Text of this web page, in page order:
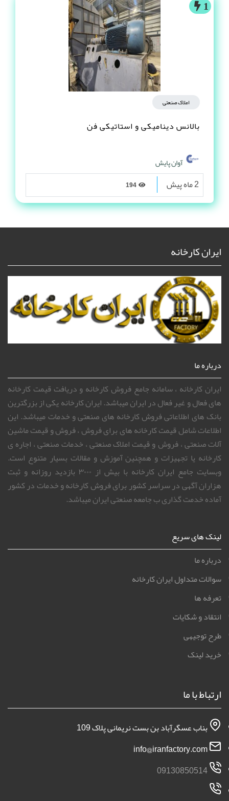
1
املاک صنعتی
بالانس دینامیکی و استاتیکی فن
آوان پایش
2 ماه پیش
ایران کارخانه
درباره ما
ایران کارخانه ، سامانه جامع فروش کارخانه و دریافت قیمت کارخانه
های فعال و غیر فعال در ایران میباشد. ایران کارخانه یکی از بزرگترین
بانک های اطلاعاتی فروش کارخانه های صنعتی و خدمات میباشد. این
اطلاعات شامل قیمت کارخانه های برای فروش ، فروش و قیمت ماشین
آلات صنعتی ، فروش و قیمت املاک صنعتی ، خدمات صنعتی ، اجاره ی
کارخانه یا تجهیزات و همچنین آموزش و مقالات بسیار متنوع است.
وبسایت جامع ایران کارخانه با بیش از ۳۰۰۰ بازدید روزانه و ثبت
هزاران آگهی در سراسر کشور برای فروش کارخانه و خدمات در کشور
آماده خدمت گذاری ب جامعه صنعتی ایران میباشد.
لینک های سریع
درباره ما
سوالات متداول ایران کارخانه
تعرفه ها
انتقاد و شکایات
طرح توجیهی
خرید لینک
ارتباط با ما
بناب عسگرآباد بن بست نریمانی پلاک 109
09130850514